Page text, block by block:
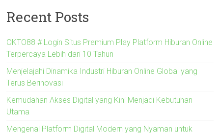
Recent Posts
OKTO88 # Login Situs Premium Play Platform Hiburan Online
Terpercaya Lebih dari 10 Tahun
Menjelajahi Dinamika Industri Hiburan Online Global yang
Terus Berinovasi
Kemudahan Akses Digital yang Kini Menjadi Kebutuhan
Utama
Mengenal Platform Digital Modern yang Nyaman untuk